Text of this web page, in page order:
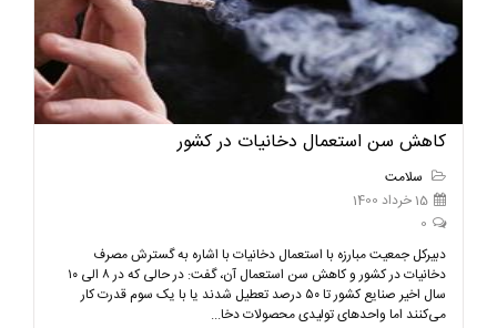
کاهش سن استعمال دخانیات در کشور
سلامت
15 خرداد 1400
0
دبیرکل جمعیت مبارزه با استعمال دخانیات با اشاره به گسترش مصرف
دخانیات در کشور و کاهش سن استعمال آن، گفت: در حالی که در ۸ الی ۱۰
سال اخیر صنایع کشور تا ۵۰ درصد تعطیل شدند یا با یک سوم قدرت کار
می‌کنند اما واحدهای تولیدی محصولات دخا...